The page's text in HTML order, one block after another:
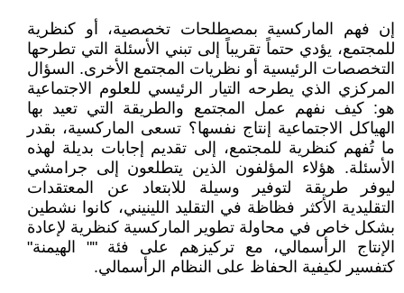
إن فهم الماركسية بمصطلحات تخصصية، أو كنظرية
للمجتمع، يؤدي حتماً تقريباً إلى تبني الأسئلة التي تطرحها
التخصصات الرئيسية أو نظريات المجتمع الأخرى. السؤال
المركزي الذي يطرحه التيار الرئيسي للعلوم الاجتماعية
هو: كيف نفهم عمل المجتمع والطريقة التي تعيد بها
الهياكل الاجتماعية إنتاج نفسها؟ تسعى الماركسية، بقدر
ما تُفهم كنظرية للمجتمع، إلى تقديم إجابات بديلة لهذه
الأسئلة. هؤلاء المؤلفون الذين يتطلعون إلى جرامشي
ليوفر طريقة لتوفير وسيلة للابتعاد عن المعتقدات
التقليدية الأكثر فظاظة في التقليد اللينيني، كانوا نشطين
بشكل خاص في محاولة تطوير الماركسية كنظرية لإعادة
الإنتاج الرأسمالي، مع تركيزهم على فئة "" الهيمنة"
كتفسير لكيفية الحفاظ على النظام الرأسمالي.